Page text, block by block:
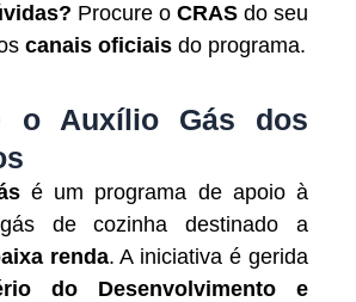
Procure o CRAS do seu
canais oficiais do programa.
o Auxílio Gás dos
é um programa de apoio à
de cozinha destinado a
renda. A iniciativa é gerida
do Desenvolvimento e